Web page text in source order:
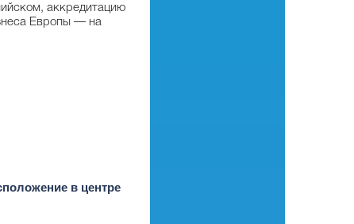
аккредитацию
Европы — на
в центре